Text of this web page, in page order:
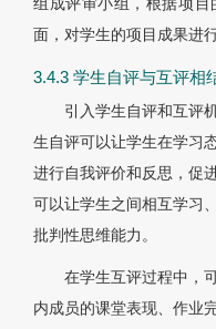
组成评审小组，根据项
面，对学生的项目成果进行
3.4.3 学生自评与互评相
引入学生自评和互评
生自评可以让学生在学习
进行自我评价和反思，促
可以让学生之间相互学习
批判性思维能力。
在学生互评过程中，
内成员的课堂表现、作业